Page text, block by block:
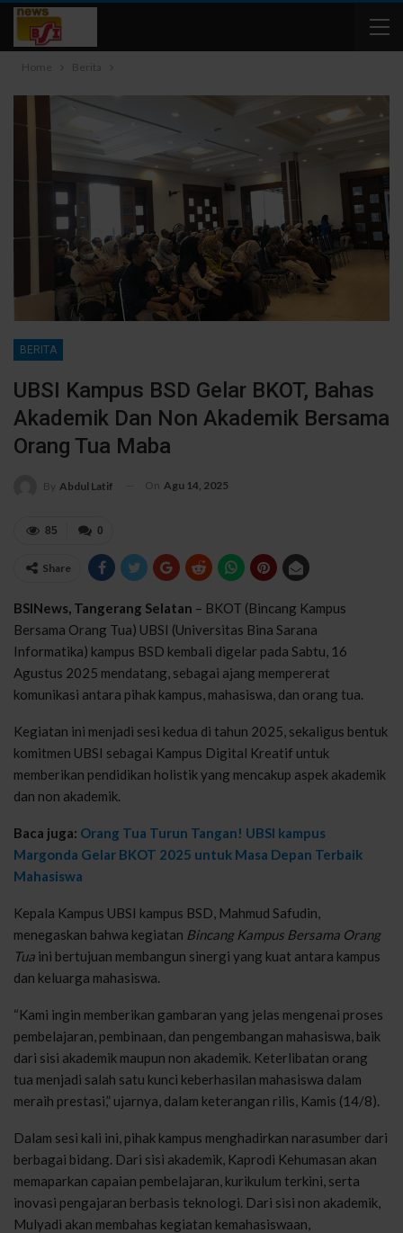
Home Berita
BERITA
UBSI Kampus BSD Gelar BKOT, Bahas
Akademik Dan Non Akademik Bersama
Orang Tua Maba
By Abdul Latif On Agu 14, 2025
0
85
Share
BSINews, Tangerang Selatan – BKOT (Bincang Kampus
Bersama Orang Tua) UBSI (Universitas Bina Sarana
Informatika) kampus BSD kembali digelar pada Sabtu, 16
Agustus 2025 mendatang, sebagai ajang mempererat
komunikasi antara pihak kampus, mahasiswa, dan orang tua.
Kegiatan ini menjadi sesi kedua di tahun 2025, sekaligus bentuk
komitmen UBSI sebagai Kampus Digital Kreatif untuk
memberikan pendidikan holistik yang mencakup aspek akademik
dan non akademik.
Baca juga: Orang Tua Turun Tangan! UBSI kampus
Margonda Gelar BKOT 2025 untuk Masa Depan Terbaik
Mahasiswa
Kepala Kampus UBSI kampus BSD, Mahmud Safudin,
menegaskan bahwa kegiatan Bincang Kampus Bersama Orang
Tua ini bertujuan membangun sinergi yang kuat antara kampus
dan keluarga mahasiswa.
“Kami ingin memberikan gambaran yang jelas mengenai proses
pembelajaran, pembinaan, dan pengembangan mahasiswa, baik
dari sisi akademik maupun non akademik. Keterlibatan orang
tua menjadi salah satu kunci keberhasilan mahasiswa dalam
meraih prestasi,” ujarnya, dalam keterangan rilis, Kamis (14/8).
Dalam sesi kali ini, pihak kampus menghadirkan narasumber dari
berbagai bidang. Dari sisi akademik, Kaprodi Kehumasan akan
memaparkan capaian pembelajaran, kurikulum terkini, serta
inovasi pengajaran berbasis teknologi. Dari sisi non akademik,
Mulyadi akan membahas kegiatan kemahasiswaan,